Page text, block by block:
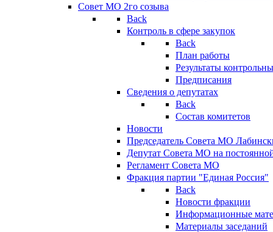
Совет МО 2го созыва
Back
Контроль в сфере закупок
Back
План работы
Результаты
Предписания
Сведения о депутатах
Back
Состав комитетов
Новости
Председатель Совета МО
Депутат Совета МО на
Регламент Совета МО
Фракция партии "Единая Россия"
Back
Новости фракции
Информационные
Материалы заседаний